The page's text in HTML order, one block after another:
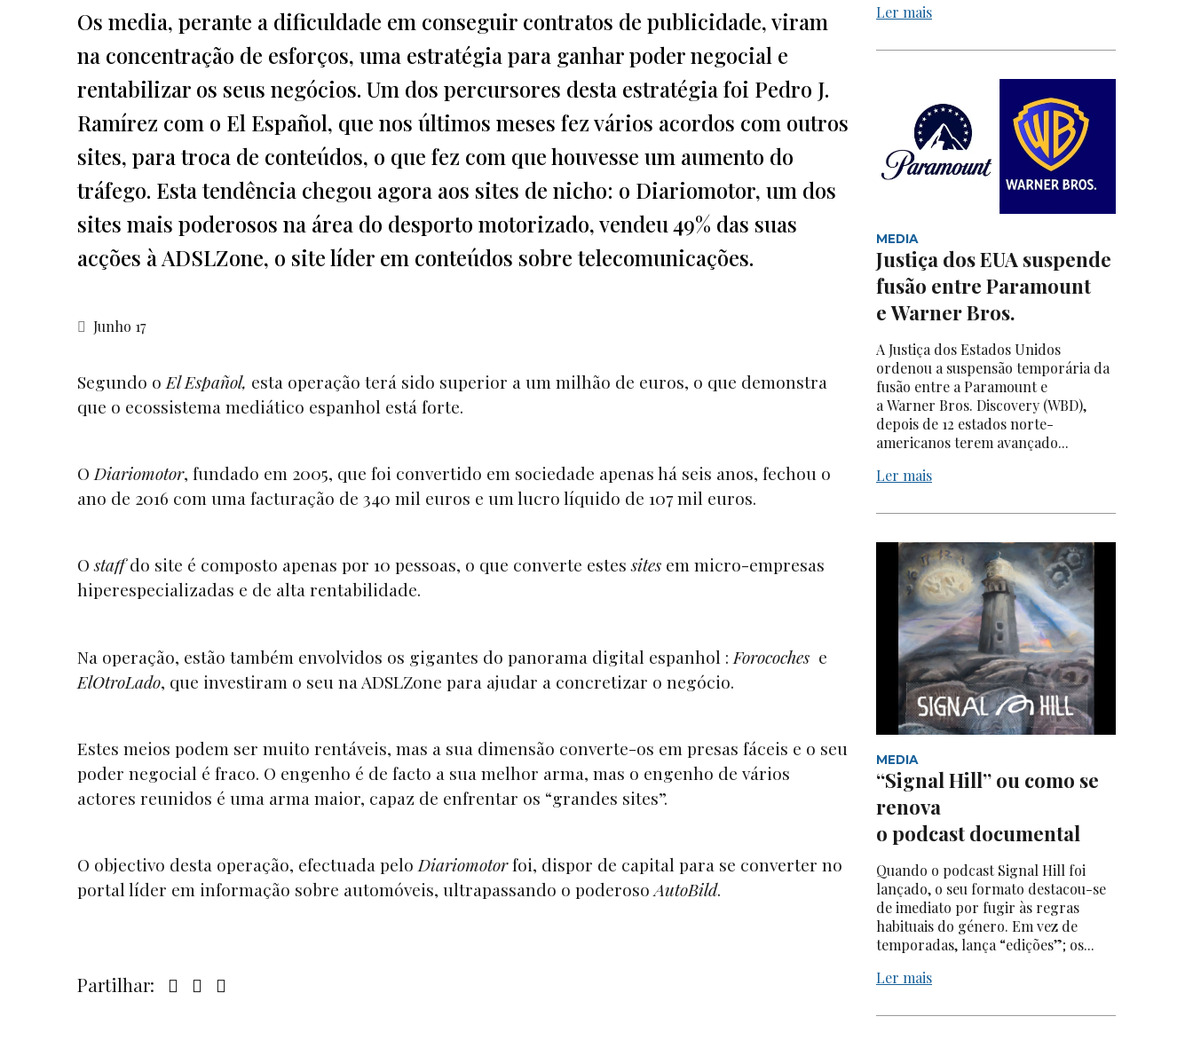
Os media, perante a dificuldade em conseguir contratos de publicidade, viram
na concentração de esforços, uma estratégia para ganhar poder negocial e
rentabilizar os seus negócios. Um dos percursores desta estratégia foi Pedro J.
Ramírez com o El Español, que nos últimos meses fez vários acordos com outros
sites, para troca de conteúdos, o que fez com que houvesse um aumento do
tráfego. Esta tendência chegou agora aos sites de nicho: o Diariomotor, um dos
sites mais poderosos na área do desporto motorizado, vendeu 49% das suas
acções à ADSLZone, o site líder em conteúdos sobre telecomunicações.
Junho 17
Segundo o El Español, esta operação terá sido superior a um milhão de euros, o que demonstra
que o ecossistema mediático espanhol está forte.
ODiariomotor, fundado em 2005, que foi convertido em sociedade apenas há seis anos, fechou o
ano de 2016 com uma facturação de 340 mil euros e um lucro líquido de 107 mil euros.
Ostaffdo site é composto apenas por 10 pessoas, o que converte estessites em micro-empresas
hiperespecializadas e de alta rentabilidade.
Na operação, estão também envolvidos os gigantes do panorama digital espanhol : Forocoches e
ElOtroLado, que investiram o seu na ADSLZone para ajudar a concretizar o negócio.
Estes meios podem ser muito rentáveis, mas a sua dimensão converte-os em presas fáceis e o seu
poder negocial é fraco. O engenho é de facto a sua melhor arma, mas o engenho de vários
actores reunidos é uma arma maior, capaz de enfrentar os “grandes sites”.
O objectivo desta operação, efectuada pelo Diariomotorfoi, dispor de capital para se converter no
portal líder em informação sobre automóveis, ultrapassando o poderosoAutoBild.
Partilhar:
Ler mais
MEDIA
Justiça dos EUA suspende
fusão entre Paramount
e Warner Bros.
A Justiça dos Estados Unidos
ordenou a suspensão temporária da
fusão entre a Paramount e
a Warner Bros. Discovery (WBD),
depois de 12 estados norte-
americanos terem avançado...
Ler mais
MEDIA
“Signal Hill” ou como se
renova
o podcast documental
Quando o podcast Signal Hill foi
lançado, o seu formato destacou-se
de imediato por fugir às regras
habituais do género. Em vez de
temporadas, lança “edições”; os...
Ler mais